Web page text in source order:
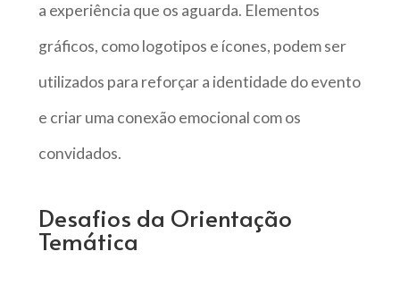
a experiência que os aguarda. Elementos
gráficos, como logotipos e ícones, podem ser
utilizados para reforçar a identidade do evento
e criar uma conexão emocional com os
convidados.
Desafios da Orientação
Temática